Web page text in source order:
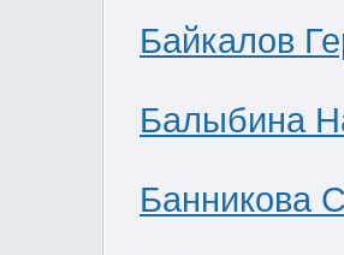
Байкалов
Балыбина
Банникова